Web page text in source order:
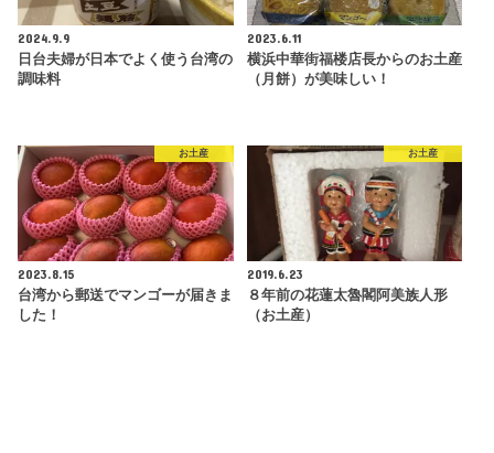
2024.9.9
日台夫婦が日本でよく使う台湾の
調味料
2023.6.11
横浜中華街福楼店長からのお土産
（月餅）が美味しい！
お土産
2023.8.15
台湾から郵送でマンゴーが届きま
した！
お土産
2019.6.23
８年前の花蓮太魯閣阿美族人形
（お土産）